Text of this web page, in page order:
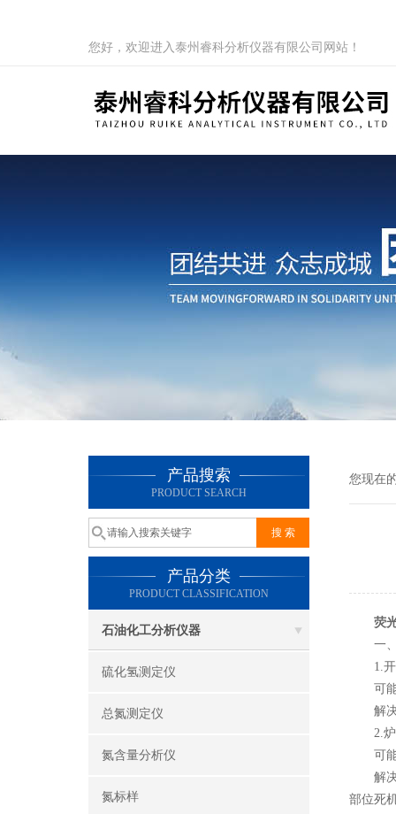
您好，欢迎进入泰州睿科分析仪器有限公司网站！
产品搜索
PRODUCT SEARCH
产品分类
PRODUCT CLASSIFICATION
石油化工分析仪器
硫化氢测定仪
总氮测定仪
氮含量分析仪
氮标样
您现在
荧
一、
1.开
可能
解决
2.炉
可能
解决
部位死